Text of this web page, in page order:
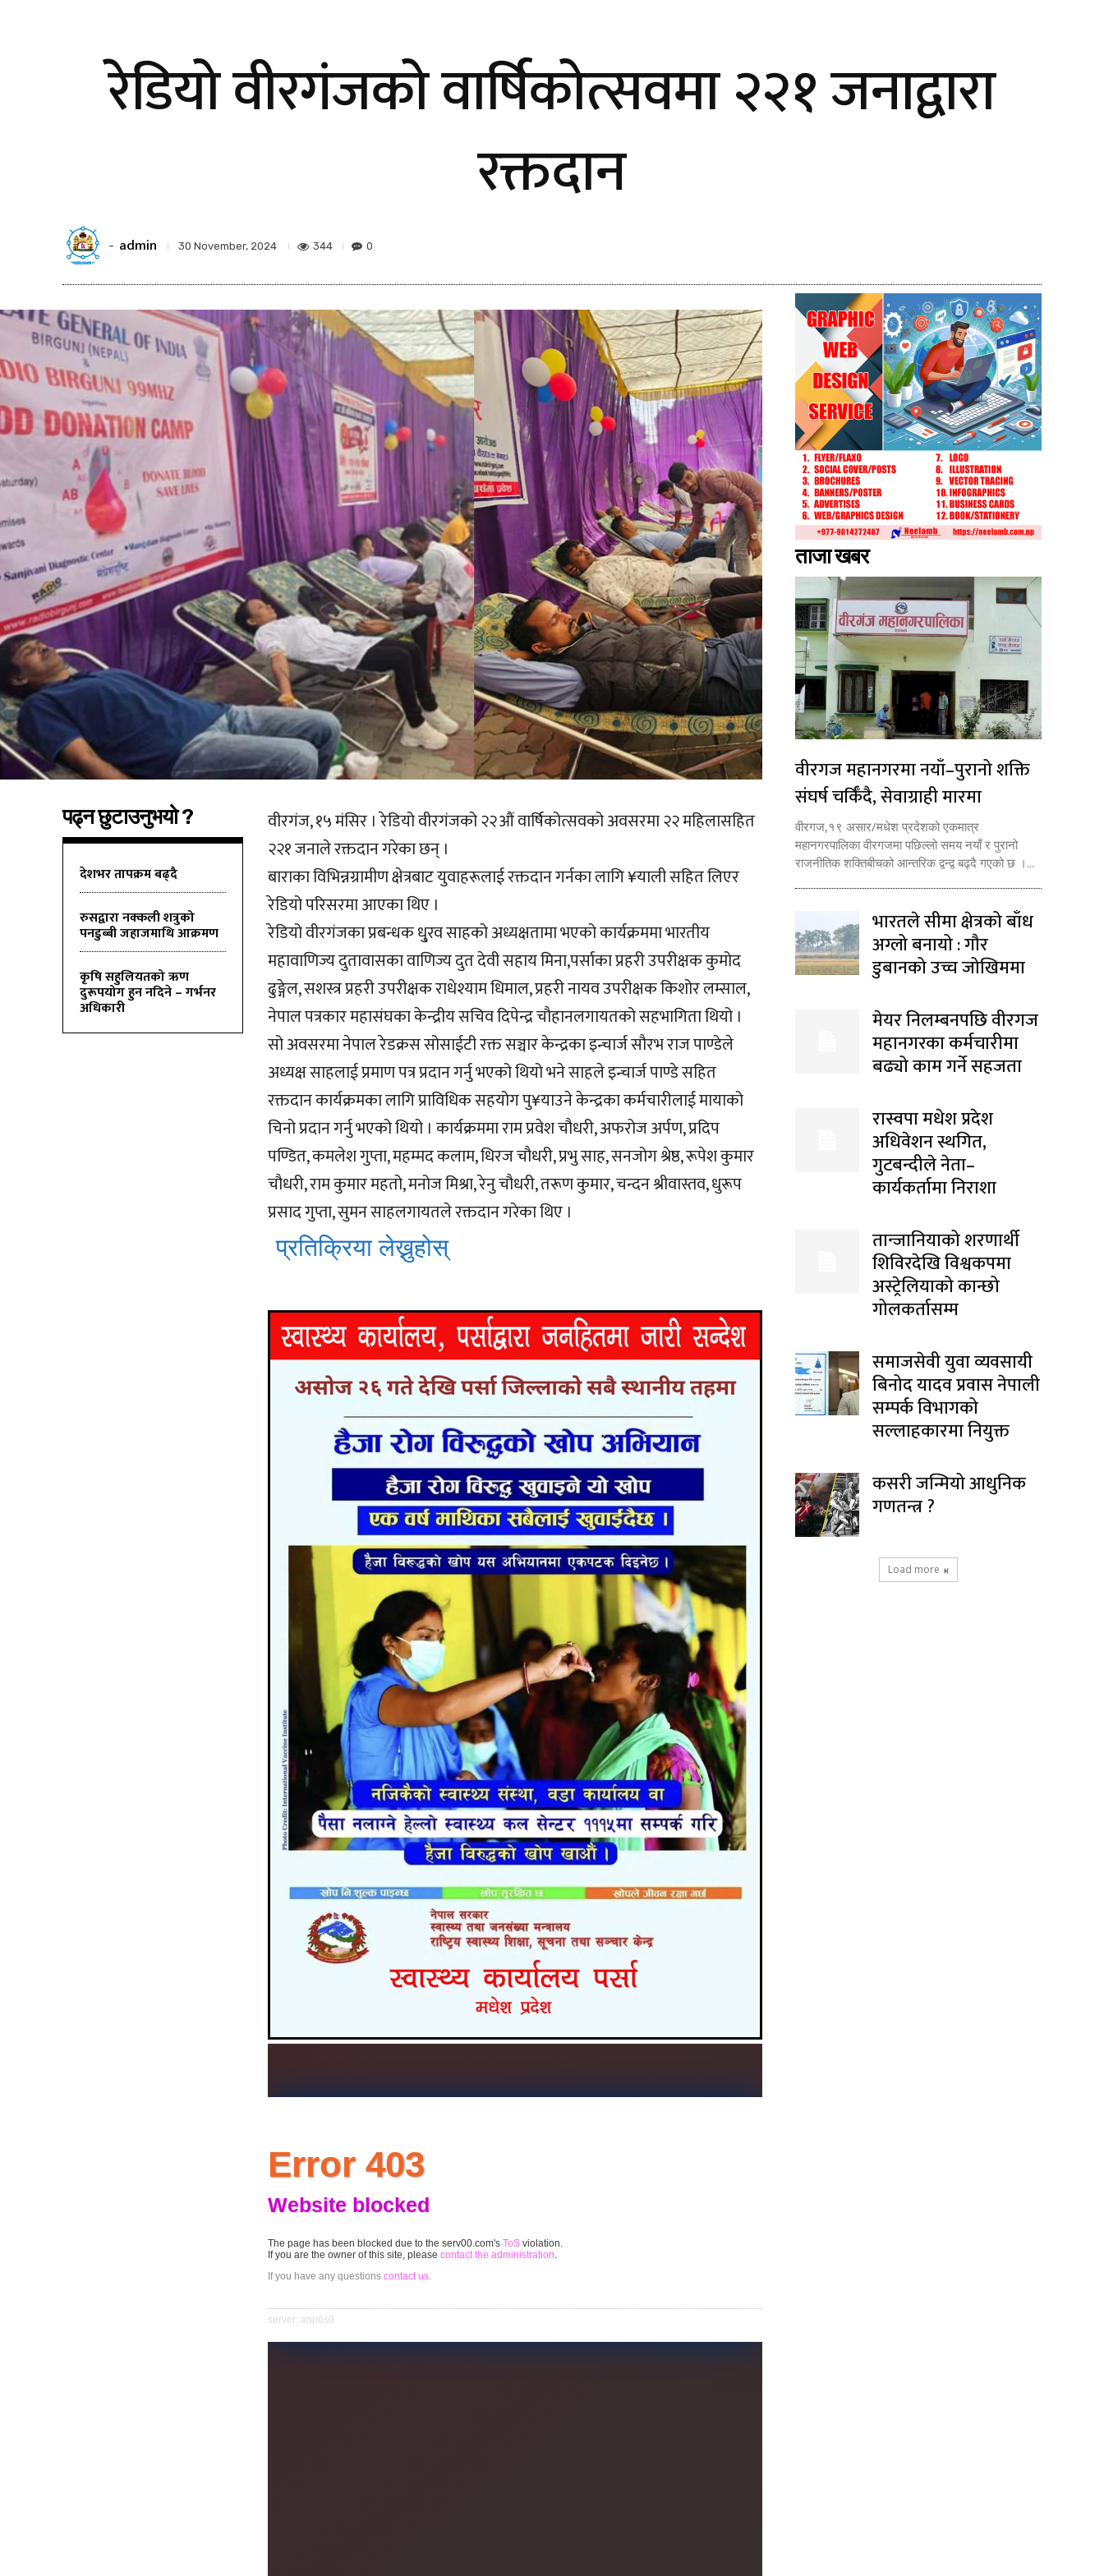
रेडियो वीरगंजको वार्षिकोत्सवमा २२१ जनाद्वारा
रक्तदान
- admin 30 November, 2024 344 0
पढ्न छुटाउनुभयो ?
देशभर तापक्रम बढ्दै
रुसद्वारा नक्कली शत्रुको
पनडुब्बी जहाजमाथि आक्रमण
कृषि सहुलियतको ऋण
दुरूपयोग हुन नदिने – गर्भनर
अधिकारी
वीरगंज, १५ मंसिर । रेडियो वीरगंजको २२औं वार्षिकोत्सवको अवसरमा २२ महिलासहित
२२१ जनाले रक्तदान गरेका छन् ।
बाराका विभिन्नग्रामीण क्षेत्रबाट युवाहरूलाई रक्तदान गर्नका लागि ¥याली सहित लिएर
रेडियो परिसरमा आएका थिए ।
रेडियो वीरगंजका प्रबन्धक धु्रव साहको अध्यक्षतामा भएको कार्यक्रममा भारतीय
महावाणिज्य दुतावासका वाणिज्य दुत देवी सहाय मिना,पर्साका प्रहरी उपरीक्षक कुमोद
ढुङ्गेल, सशस्त्र प्रहरी उपरीक्षक राधेश्याम धिमाल, प्रहरी नायव उपरीक्षक किशोर लम्साल,
नेपाल पत्रकार महासंघका केन्द्रीय सचिव दिपेन्द्र चौहानलगायतको सहभागिता थियो ।
सो अवसरमा नेपाल रेडक्रस सोसाईटी रक्त सञ्चार केन्द्रका इन्चार्ज सौरभ राज पाण्डेले
अध्यक्ष साहलाई प्रमाण पत्र प्रदान गर्नु भएको थियो भने साहले इन्चार्ज पाण्डे सहित
रक्तदान कार्यक्रमका लागि प्राविधिक सहयोग पु¥याउने केन्द्रका कर्मचारीलाई मायाको
चिनो प्रदान गर्नु भएको थियो । कार्यक्रममा राम प्रवेश चौधरी, अफरोज अर्पण, प्रदिप
पण्डित, कमलेश गुप्ता, महम्मद कलाम, धिरज चौधरी, प्रभु साह, सनजोग श्रेष्ठ, रूपेश कुमार
चौधरी, राम कुमार महतो, मनोज मिश्रा, रेनु चौधरी, तरूण कुमार, चन्दन श्रीवास्तव, धुरूप
प्रसाद गुप्ता, सुमन साहलगायतले रक्तदान गरेका थिए ।
प्रतिक्रिया लेख्नुहोस्
ताजा खबर
वीरगज महानगरमा नयाँ–पुरानो शक्ति
संघर्ष चर्किँदै, सेवाग्राही मारमा
वीरगज,१९ असार/मधेश प्रदेशको एकमात्र
महानगरपालिका वीरगजमा पछिल्लो समय नयाँ र पुरानो
राजनीतिक शक्तिबीचको आन्तरिक द्वन्द्व बढ्दै गएको छ ।...
भारतले सीमा क्षेत्रको बाँध
अग्लो बनायो : गौर
डुबानको उच्च जोखिममा
मेयर निलम्बनपछि वीरगज
महानगरका कर्मचारीमा
बढ्यो काम गर्ने सहजता
रास्वपा मधेश प्रदेश
अधिवेशन स्थगित,
गुटबन्दीले नेता–
कार्यकर्तामा निराशा
तान्जानियाको शरणार्थी
शिविरदेखि विश्वकपमा
अस्ट्रेलियाको कान्छो
गोलकर्तासम्म
समाजसेवी युवा व्यवसायी
बिनोद यादव प्रवास नेपाली
सम्पर्क विभागको
सल्लाहकारमा नियुक्त
कसरी जन्मियो आधुनिक
गणतन्त्र ?
Load more